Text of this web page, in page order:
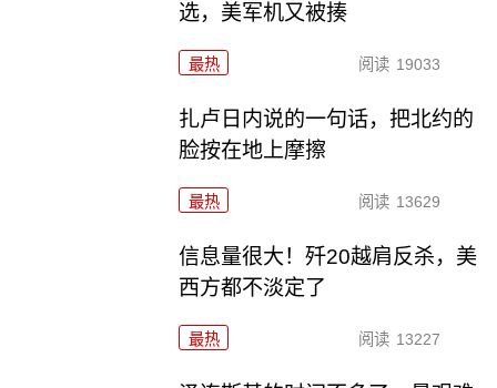
选，美军机又被揍
最热 阅读 19033
扎卢日内说的一句话，把北约的
脸按在地上摩擦
最热 阅读 13629
信息量很大！歼20越肩反杀，美
西方都不淡定了
最热 阅读 13227